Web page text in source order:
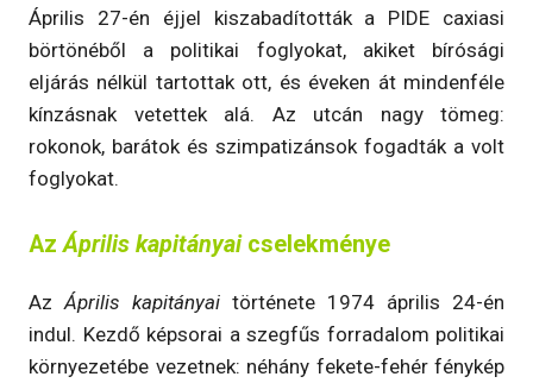
Április 27-én éjjel kiszabadították a PIDE caxiasi
börtönéből a politikai foglyokat, akiket bírósági
eljárás nélkül tartottak ott, és éveken át mindenféle
kínzásnak vetettek alá. Az utcán nagy tömeg:
rokonok, barátok és szimpatizánsok fogadták a volt
foglyokat.
AzÁprilis kapitányaicselekménye
Az Április kapitányai története 1974 április 24-én
indul. Kezdő képsorai a szegfűs forradalom politikai
környezetébe vezetnek: néhány fekete-fehér fénykép